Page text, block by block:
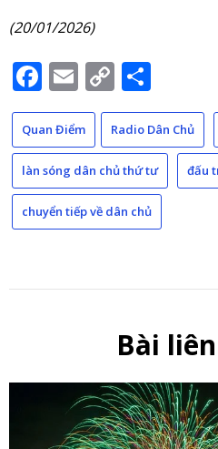
(20/01/2026)
Facebook
Email
Copy
Link
Quan Điểm Radio Dân Chủ
làn sóng dân chủ thứ tư đấu
chuyển tiếp về dân chủ
Bài